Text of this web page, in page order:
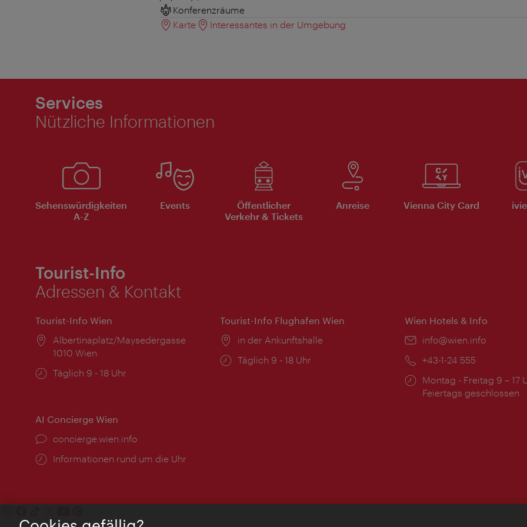
Konferenzräume
Karte
Interessantes in der Umgebung
Services
Nützliche Informationen
Sehenswürdigkeiten
A-Z
Events
Öffentlicher
Verkehr & Tickets
Anreise Vienna City Card
Tourist-Info
Adressen & Kontakt
Tourist-Info Wien
Ort:
Albertinaplatz/Maysedergasse
1010 Wien
Öffnungszeiten:
Täglich 9 - 18 Uhr
Tourist-Info Flughafen Wien
Ort:
in der Ankunftshalle
Öffnungszeiten:
Täglich 9 - 18 Uhr
Wien Hotels & Info
Email:
info@wien.info
Telefon:
+43-1-24 555
Öffnungszeiten:
Montag - Freitag 9 – 17
Feiertags geschlossen
AI Concierge Wien
Ort:
concierge.wien.info
Öffnungszeiten:
Informationen rund um die Uhr